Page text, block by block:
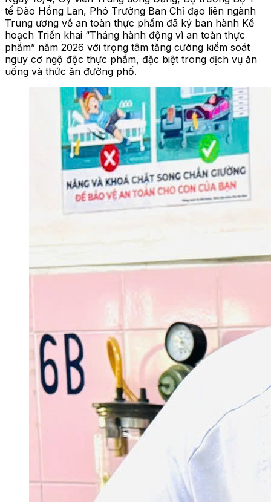
tế Đào Hồng Lan, Phó Trưởng Ban Chỉ đạo liên ngành
Trung ương về an toàn thực phẩm đã ký ban hành Kế
hoạch Triển khai “Tháng hành động vì an toàn thực
phẩm” năm 2026 với trọng tâm tăng cường kiểm soát
nguy cơ ngộ độc thực phẩm, đặc biệt trong dịch vụ ăn
uống và thức ăn đường phố.